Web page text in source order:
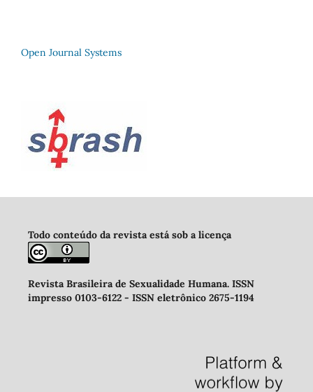
Open Journal Systems
Todo conteúdo da revista está sob a licença
Revista Brasileira de Sexualidade Humana. ISSN
impresso 0103-6122 - ISSN eletrônico 2675-1194